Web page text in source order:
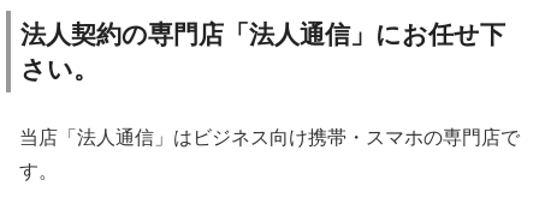
法人契約の専門店「法人通信」にお任せ下
さい。
当店「法人通信」はビジネス向け携帯・スマホの専門店で
す。